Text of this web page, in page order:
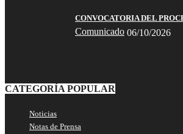
CONVOCATORIA DEL
Comunicado 06/10/2026
CATEGORÍA POPULAR
Noticias
Notas de Prensa